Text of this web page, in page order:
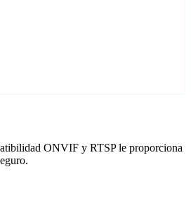
ONVIF y RTSP le proporciona